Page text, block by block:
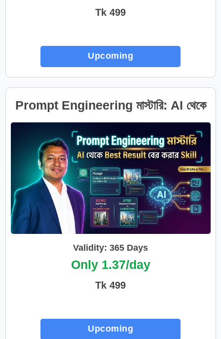
Tk 499
Upcoming
Prompt Engineering মাস্টারি: AI থেকে
Best Result বের করার Skill
Validity: 365 Days
Only 1.37/day
Tk 499
Upcoming